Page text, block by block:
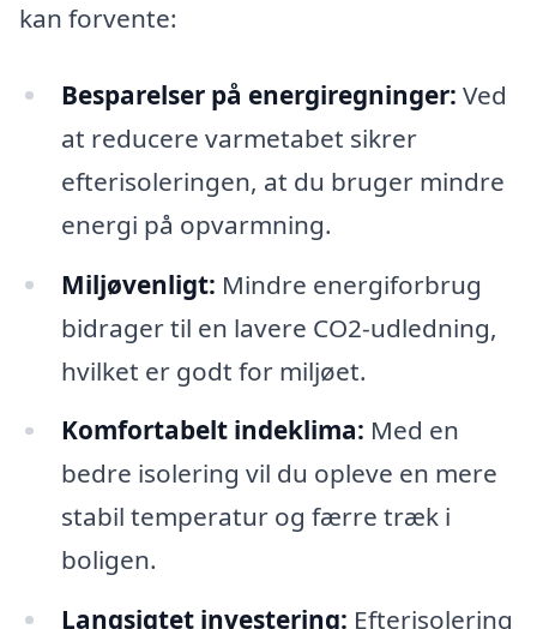
kan forvente:
Besparelser på energiregninger: Ved
at reducere varmetabet sikrer
efterisoleringen, at du bruger mindre
energi på opvarmning.
Miljøvenligt: Mindre energiforbrug
bidrager til en lavere CO2-udledning,
hvilket er godt for miljøet.
Komfortabelt indeklima: Med en
bedre isolering vil du opleve en mere
stabil temperatur og færre træk i
boligen.
Langsigtet investering: Efterisolering